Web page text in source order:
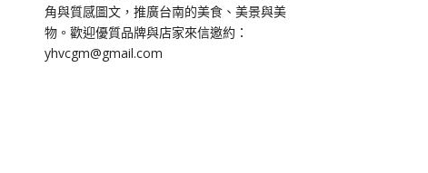
角與質感圖文，推廣台南的美食、美景與美
物。歡迎優質品牌與店家來信邀約：
yhvcgm@gmail.com